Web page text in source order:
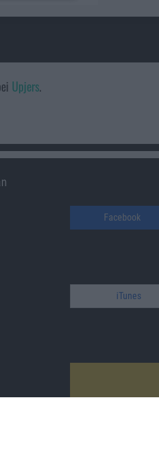
Upjers.
Facebook
iTunes